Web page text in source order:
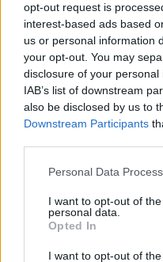
opt-out request is
interest-based ads based
us or personal information
your opt-out. You may
disclosure of your
IAB’s list of downstream
also be disclosed by us to
Downstream Participants
Please note that this
not limited to your visit or
grant or deny consent to
use your data for below
consent section.
Personal Data
I want to opt-out of
personal data.
Opted In
I want to opt-out of
FLASH FOCUS